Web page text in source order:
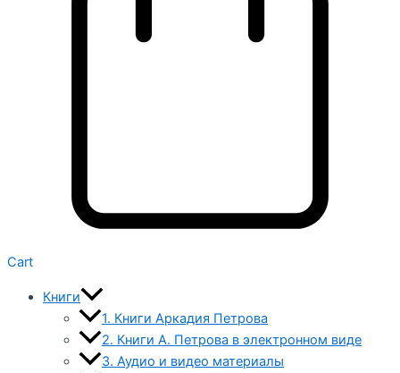
Cart
Книги
1. Книги Аркадия Петрова
2. Книги А. Петрова в электронном виде
3. Аудио и видео материалы